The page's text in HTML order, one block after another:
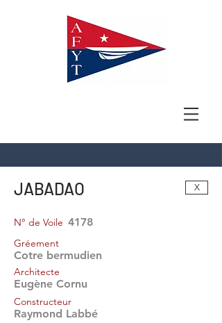
JABADAO X
4178
N° de Voile
Gréement
Cotre bermudien
Architecte
Eugène Cornu
Constructeur
Raymond Labbé